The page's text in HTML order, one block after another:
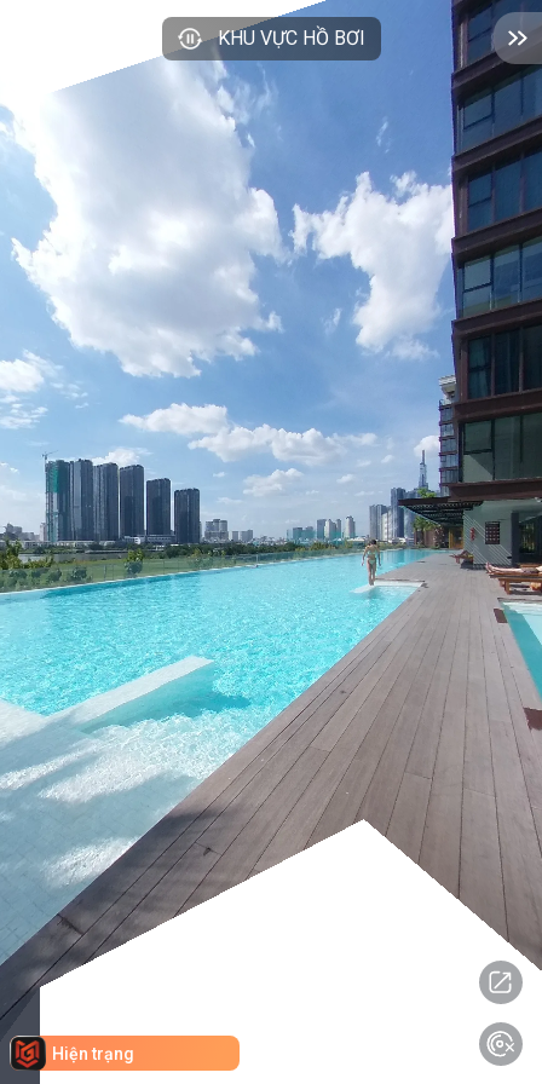
KHU VỰC HỒ BƠI
Hiện trạng